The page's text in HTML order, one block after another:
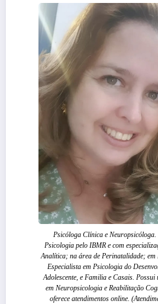
Psicóloga Clínica e Neuropsicóloga.
Psicologia pelo IBMR e com
Analítica; na área de Perinatalidade; em
Especialista em Psicologia do
Adolescente, e Familia e Casais. Possui
em Neuropsicologia e Reabilitação
oferece atendimentos online.